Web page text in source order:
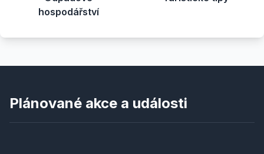
hospodářství
Plánované akce a události